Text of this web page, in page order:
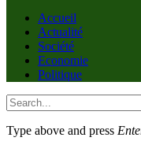
Accueil
Actualité
Société
Economie
Politique
Type above and press